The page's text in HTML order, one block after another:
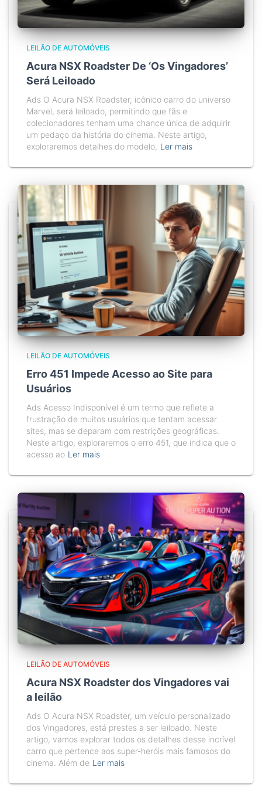
LEILÃO DE AUTOMÓVEIS
Acura NSX Roadster De ‘Os Vingadores’
Será Leiloado
Ads O Acura NSX Roadster, icônico carro do universo
Marvel, será leiloado, permitindo que fãs e
colecionadores tenham uma chance única de adquirir
um pedaço da história do cinema. Neste artigo,
exploraremos detalhes do modelo, Ler mais
LEILÃO DE AUTOMÓVEIS
Erro 451 Impede Acesso ao Site para
Usuários
Ads Acesso Indisponível é um termo que reflete a
frustração de muitos usuários que tentam acessar
sites, mas se deparam com restrições geográficas.
Neste artigo, exploraremos o erro 451, que indica que o
acesso ao Ler mais
LEILÃO DE AUTOMÓVEIS
Acura NSX Roadster dos Vingadores vai
a leilão
Ads O Acura NSX Roadster, um veículo personalizado
dos Vingadores, está prestes a ser leiloado. Neste
artigo, vamos explorar todos os detalhes desse incrível
carro que pertence aos super-heróis mais famosos do
cinema. Além de Ler mais